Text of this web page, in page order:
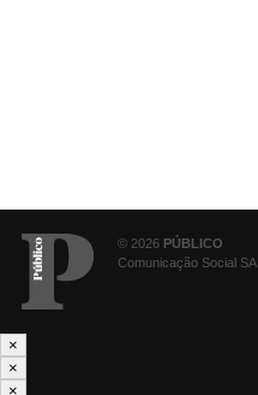
© 2026 PÚBLICO
Comunicação Social SA
×
×
×